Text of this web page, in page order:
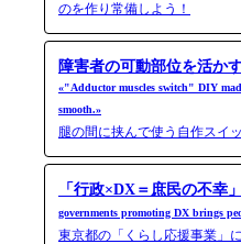
のを作り常備しよう！
障害者の可動部位を活か
«"Adductor muscles switch" DIY
smooth.»
腿の間に挟んで使う自作スイ
「行政×DX＝庶民の不幸
governments promoting DX brings
東京都の「くらし応援事業」